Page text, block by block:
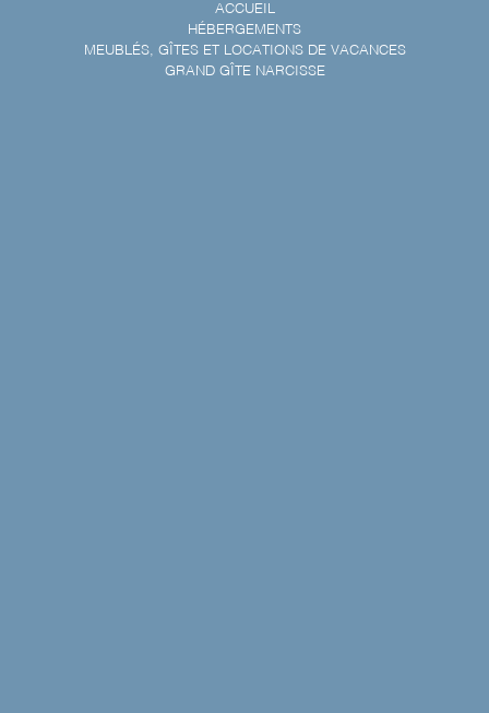
ACCUEIL
HÉBERGEMENTS
MEUBLÉS, GÎTES ET LOCATIONS DE VACANCES
GRAND GÎTE NARCISSE